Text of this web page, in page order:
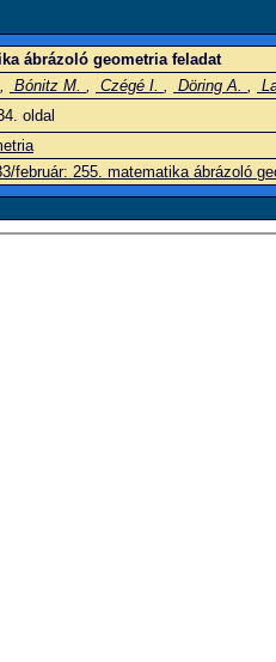
ábrázoló geometria feladat
, Bónitz M. , Czégé I. , Döring A. ,
oldal
február: 255. matematika ábrázoló